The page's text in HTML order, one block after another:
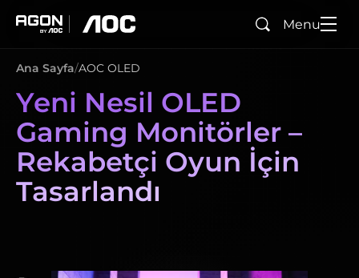
Ara Menu
Ana Sayfa AOC OLED
Yeni Nesil OLED
Gaming Monitörler –
Rekabetçi Oyun İçin
Tasarlandı